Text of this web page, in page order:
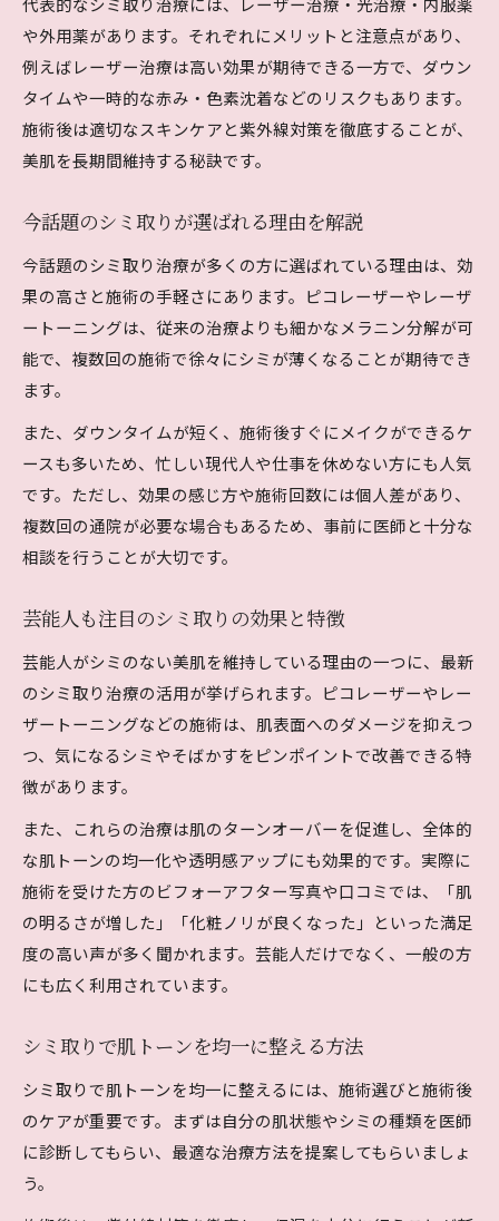
注目度高いシミ取り治療後の注意点まとめ
失敗しないためのシミ取り注意点まとめ
シミ取りで失敗しないための注目ポイント
シミ取り施術前に知るべきリスクと回避策
シミ取りしないほうがいい場合の見極め方
シミ取り治療を控えた方がいいケース解説
や外用薬があります。それぞれにメリットと注意点があり、
例えばレーザー治療は高い効果が期待できる一方で、ダウン
タイムや一時的な赤み・色素沈着などのリスクもあります。
施術後は適切なスキンケアと紫外線対策を徹底することが、
美肌を長期間維持する秘訣です。
今話題のシミ取りが選ばれる理由を解説
今話題のシミ取り治療が多くの方に選ばれている理由は、効
果の高さと施術の手軽さにあります。ピコレーザーやレーザ
ートーニングは、従来の治療よりも細かなメラニン分解が可
能で、複数回の施術で徐々にシミが薄くなることが期待でき
ます。
また、ダウンタイムが短く、施術後すぐにメイクができるケ
ースも多いため、忙しい現代人や仕事を休めない方にも人気
です。ただし、効果の感じ方や施術回数には個人差があり、
複数回の通院が必要な場合もあるため、事前に医師と十分な
相談を行うことが大切です。
芸能人も注目のシミ取りの効果と特徴
芸能人がシミのない美肌を維持している理由の一つに、最新
のシミ取り治療の活用が挙げられます。ピコレーザーやレー
ザートーニングなどの施術は、肌表面へのダメージを抑えつ
つ、気になるシミやそばかすをピンポイントで改善できる特
徴があります。
また、これらの治療は肌のターンオーバーを促進し、全体的
な肌トーンの均一化や透明感アップにも効果的です。実際に
施術を受けた方のビフォーアフター写真や口コミでは、「肌
の明るさが増した」「化粧ノリが良くなった」といった満足
度の高い声が多く聞かれます。芸能人だけでなく、一般の方
にも広く利用されています。
シミ取りで肌トーンを均一に整える方法
シミ取りで肌トーンを均一に整えるには、施術選びと施術後
のケアが重要です。まずは自分の肌状態やシミの種類を医師
に診断してもらい、最適な治療方法を提案してもらいましょ
う。